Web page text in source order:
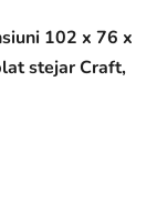
102 x 76 x
stejar Craft,